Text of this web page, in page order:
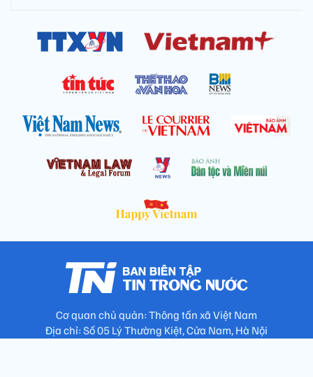
Cơ quan chủ quản: Thông tấn xã Việt Nam
Địa chỉ: Số 05 Lý Thường Kiệt, Cửa Nam, Hà Nội